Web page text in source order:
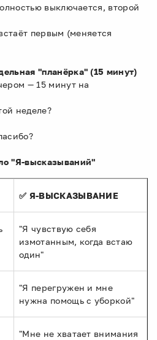
выключается, второй
первым (меняется
"планёрка" (15 минут)
— 15 минут на
неделе?
"Я-высказываний"
✅ Я-ВЫСКАЗЫВАНИЕ
"Я чувствую себя
измотанным, когда встаю
один"
"Я перегружен и мне
нужна помощь с уборкой"
"Мне не хватает внимания